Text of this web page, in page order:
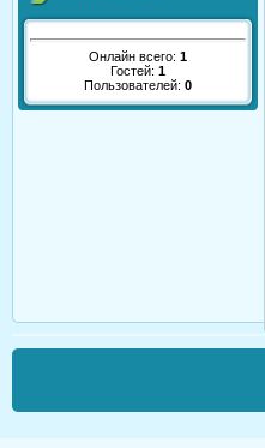
Онлайн всего: 1
Гостей: 1
Пользователей: 0